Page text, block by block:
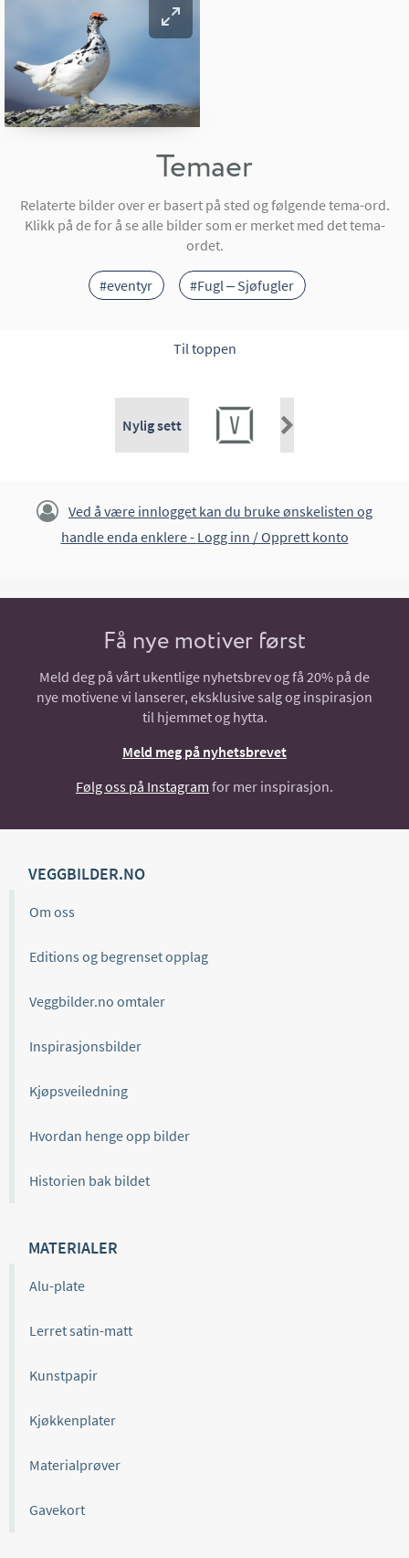
Temaer
Relaterte bilder over er basert på sted og følgende tema-ord.
Klikk på de for å se alle bilder som er merket med det tema-
ordet.
#eventyr #Fugl – Sjøfugler
Til toppen
Nylig sett
Ved å være innlogget kan du bruke ønskelisten og
handle enda enklere - Logg inn / Opprett konto
Få nye motiver først
Meld deg på vårt ukentlige nyhetsbrev og få 20% på de
nye motivene vi lanserer, eksklusive salg og inspirasjon
til hjemmet og hytta.
Meld meg på nyhetsbrevet
Følg oss på Instagram for mer inspirasjon.
VEGGBILDER.NO
Om oss
Editions og begrenset opplag
Veggbilder.no omtaler
Inspirasjonsbilder
Kjøpsveiledning
Hvordan henge opp bilder
Historien bak bildet
MATERIALER
Alu-plate
Lerret satin-matt
Kunstpapir
Kjøkkenplater
Materialprøver
Gavekort